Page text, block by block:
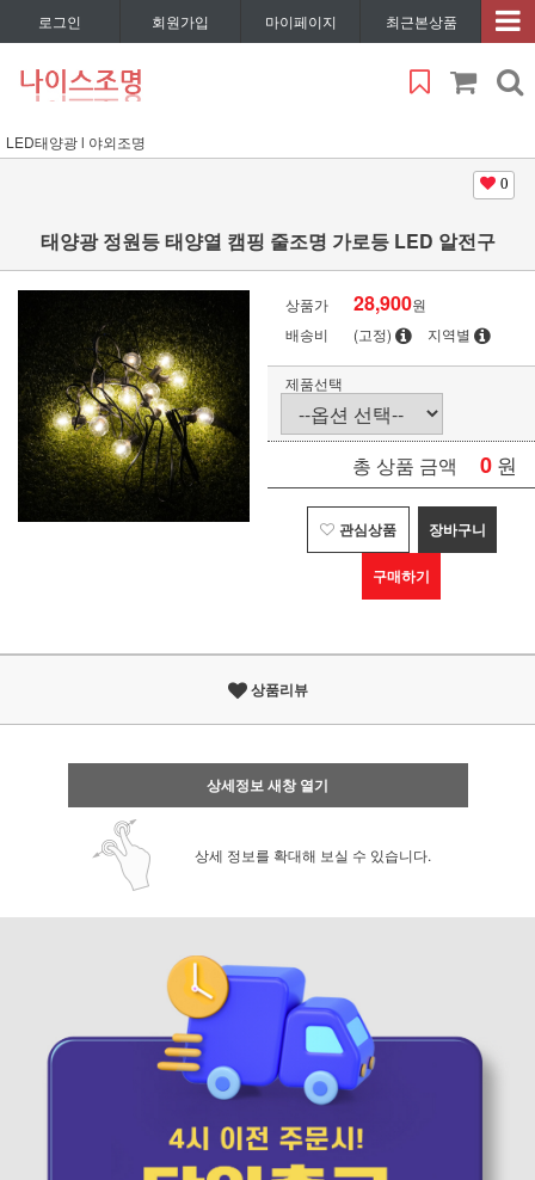
로그인 회원가입 마이페이지 최근본상품
LED태양광 l 야외조명
0
태양광 정원등 태양열 캠핑 줄조명 가로등 LED 알전구
상품가 28,900원
배송비
(고정) 지역별
제품선택
총 상품 금액 0 원
관심상품 장바구니
구매하기
상품리뷰
상세정보 새창 열기
상세 정보를 확대해 보실 수 있습니다.